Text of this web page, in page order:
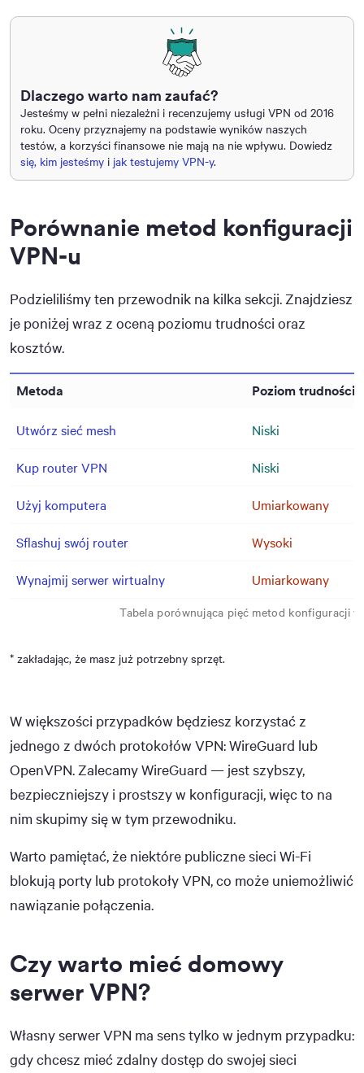
Dlaczego warto nam zaufać?
Jesteśmy w pełni niezależni i recenzujemy usługi VPN od 2016
roku. Oceny przyznajemy na podstawie wyników naszych
testów, a korzyści finansowe nie mają na nie wpływu. Dowiedz
się, kim jesteśmy i jak testujemy VPN-y.
Porównanie metod konfiguracji
VPN-u
Podzieliliśmy ten przewodnik na kilka sekcji. Znajdziesz
je poniżej wraz z oceną poziomu trudności oraz
kosztów.
Tabela porównująca pięć metod konfiguracji
Metoda Poziom trudności
Utwórz sieć mesh Niski
Kup router VPN Niski
Użyj komputera Umiarkowany
Sflashuj swój router Wysoki
Wynajmij serwer wirtualny Umiarkowany
* zakładając, że masz już potrzebny sprzęt.
W większości przypadków będziesz korzystać z
jednego z dwóch protokołów VPN: WireGuard lub
OpenVPN. Zalecamy WireGuard — jest szybszy,
bezpieczniejszy i prostszy w konfiguracji, więc to na
nim skupimy się w tym przewodniku.
Warto pamiętać, że niektóre publiczne sieci Wi-Fi
blokują porty lub protokoły VPN, co może uniemożliwić
nawiązanie połączenia.
Czy warto mieć domowy
serwer VPN?
Własny serwer VPN ma sens tylko w jednym przypadku:
gdy chcesz mieć zdalny dostęp do swojej sieci